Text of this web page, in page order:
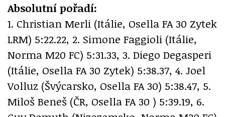
Absolutní pořadí:
1. Christian Merli (Itálie, Osella FA 30 Zytek
LRM) 5:22.22, 2. Simone Faggioli (Itálie,
Norma M20 FC) 5:31.33, 3. Diego Degasperi
(Itálie, Osella FA 30 Zytek) 5:38.37, 4. Joel
Volluz (Švýcarsko, Osella FA 30) 5:38.47, 5.
Miloš Beneš (ČR, Osella FA 30 ) 5:39.19, 6.